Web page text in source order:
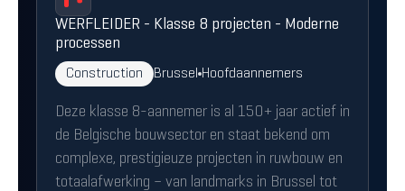
WERFLEIDER - Klasse 8 projecten - Moderne
processen
Construction Brussel Hoofdaannemers
Deze klasse 8-aannemer is al 150+ jaar actief in
de Belgische bouwsector en staat bekend om
complexe, prestigieuze projecten in ruwbouw en
totaalafwerking – van landmarks in Brussel tot